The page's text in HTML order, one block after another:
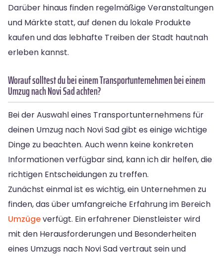
Darüber hinaus finden regelmäßige Veranstaltungen
und Märkte statt, auf denen du lokale Produkte
kaufen und das lebhafte Treiben der Stadt hautnah
erleben kannst.
Worauf solltest du bei einem Transportunternehmen bei einem
Umzug nach Novi Sad achten?
Bei der Auswahl eines Transportunternehmens für
deinen Umzug nach Novi Sad gibt es einige wichtige
Dinge zu beachten. Auch wenn keine konkreten
Informationen verfügbar sind, kann ich dir helfen, die
richtigen Entscheidungen zu treffen.
Zunächst einmal ist es wichtig, ein Unternehmen zu
finden, das über umfangreiche Erfahrung im Bereich
Umzügeverfügt. Ein erfahrener Dienstleister wird
mit den Herausforderungen und Besonderheiten
eines Umzugs nach Novi Sad vertraut sein und